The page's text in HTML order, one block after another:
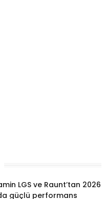
LGS ve Raunt’tan 2026
güçlü performans